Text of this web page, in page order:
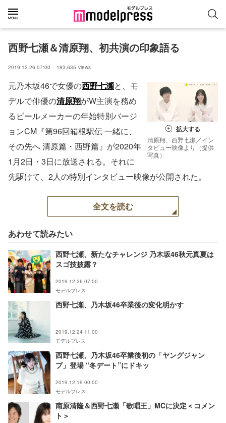
西野七瀬＆清原翔、初共演の印象語る
2019.12.26 07:00 183,635 views
拡大する
清原翔、西野七瀬／イン
タビュー映像より（提供
写真）
元乃木坂46で女優の西野七瀬と、モ
デルで俳優の清原翔がW主演を務め
るビールメーカーの年始特別バージ
ョンCM『第96回箱根駅伝 一緒に、
その先へ 清原篇・西野篇』が2020年
1月2日・3日に放送される。それに
先駆けて、2人の特別インタビュー映像が公開された。
全文を読む
あわせて読みたい
西野七瀬、新たなチャレンジ 乃木坂46秋元真夏は
スゴ技披露？
2019.12.26 07:00
モデルプレス
西野七瀬、乃木坂46卒業後の変化明かす
2019.12.24 11:00
モデルプレス
西野七瀬、乃木坂46卒業後初の「ヤングジャン
プ」登場 “冬デート”にドキッ
2019.12.19 00:00
モデルプレス
南原清隆＆西野七瀬「歌唱王」MCに決定＜コメン
ト＞